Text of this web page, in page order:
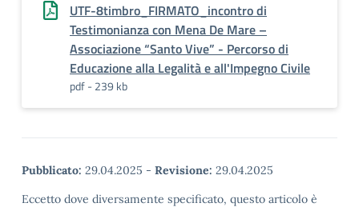
UTF-8timbro_FIRMATO_incontro di
Testimonianza con Mena De Mare –
Associazione “Santo Vive” - Percorso di
Educazione alla Legalità e all'Impegno Civile
pdf - 239 kb
Pubblicato: 29.04.2025 - Revisione: 29.04.2025
Eccetto dove diversamente specificato, questo articolo è